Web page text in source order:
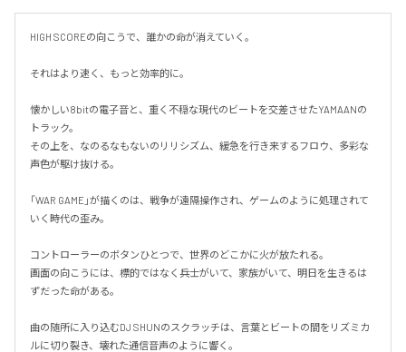
HIGH SCOREの向こうで、誰かの命が消えていく。
それはより速く、もっと効率的に。
懐かしい8bitの電子音と、重く不穏な現代のビートを交差させたYAMAANの
トラック。
その上を、なのるなもないのリリシズム、緩急を行き来するフロウ、多彩な
声色が駆け抜ける。
「WAR GAME」が描くのは、戦争が遠隔操作され、ゲームのように処理されて
いく時代の歪み。
コントローラーのボタンひとつで、世界のどこかに火が放たれる。
画面の向こうには、標的ではなく兵士がいて、家族がいて、明日を生きるは
ずだった命がある。
曲の随所に入り込むDJ SHUNのスクラッチは、言葉とビートの間をリズミカ
ルに切り裂き、壊れた通信音声のように響く。